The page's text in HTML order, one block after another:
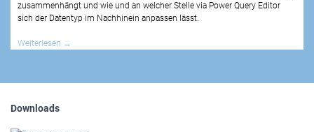
zusammenhängt und wie und an welcher Stelle via Power Query Editor
sich der Datentyp im Nachhinein anpassen lässt.
Weiterlesen →
Downloads